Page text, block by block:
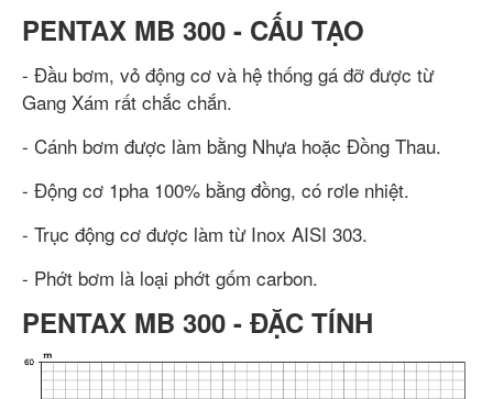
PENTAX MB 300 - CẤU TẠO
- Đầu bơm, vỏ động cơ và hệ thống gá đỡ được từ
Gang Xám rất chắc chắn.
- Cánh bơm được làm bằng Nhựa hoặc Đồng Thau.
- Động cơ 1pha 100% bằng đồng, có rơle nhiệt.
- Trục động cơ được làm từ Inox AISI 303.
- Phớt bơm là loại phớt gốm carbon.
PENTAX MB 300 - ĐẶC TÍNH